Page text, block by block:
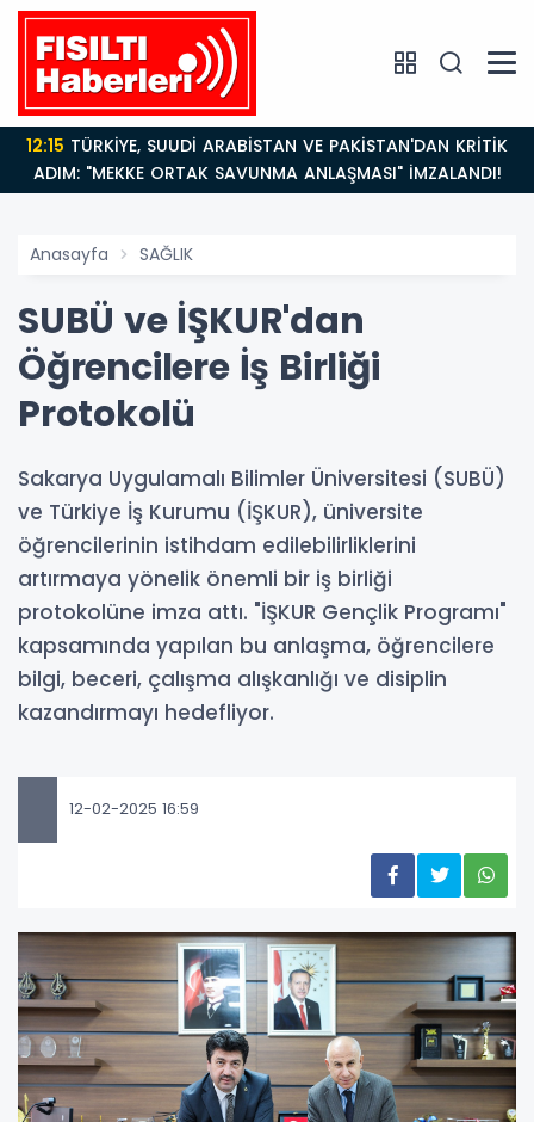
12:15
ADIM: "MEKKE ORTAK SAVUNMA ANLAŞMASI" İMZALANDI!
Anasayfa SAĞLIK
SUBÜ ve İŞKUR'dan
Öğrencilere İş Birliği
Protokolü
Sakarya Uygulamalı Bilimler Üniversitesi (SUBÜ)
ve Türkiye İş Kurumu (İŞKUR), üniversite
öğrencilerinin istihdam edilebilirliklerini
artırmaya yönelik önemli bir iş birliği
protokolüne imza attı. "İŞKUR Gençlik Programı"
kapsamında yapılan bu anlaşma, öğrencilere
bilgi, beceri, çalışma alışkanlığı ve disiplin
kazandırmayı hedefliyor.
12-02-2025 16:59